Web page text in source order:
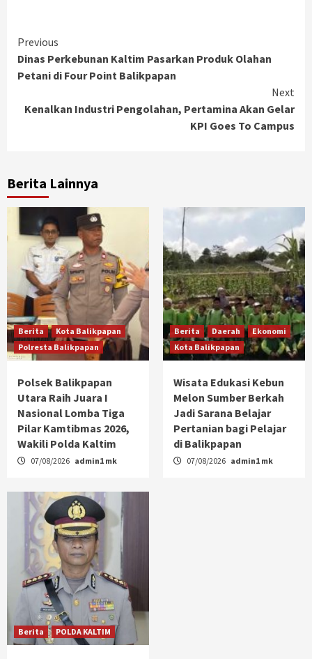
Continue
Reading
Previous
Dinas Perkebunan Kaltim Pasarkan Produk Olahan
Petani di Four Point Balikpapan
Next
Kenalkan Industri Pengolahan, Pertamina Akan Gelar
KPI Goes To Campus
Berita Lainnya
Berita
Kota Balikpapan
Polresta Balikpapan
Polsek Balikpapan
Utara Raih Juara I
Nasional Lomba Tiga
Pilar Kamtibmas 2026,
Wakili Polda Kaltim
07/08/2026 admin1 mk
Berita Daerah
Ekonomi
Kota Balikpapan
Wisata Edukasi Kebun
Melon Sumber Berkah
Jadi Sarana Belajar
Pertanian bagi Pelajar
di Balikpapan
07/08/2026 admin1 mk
Berita POLDA KALTIM